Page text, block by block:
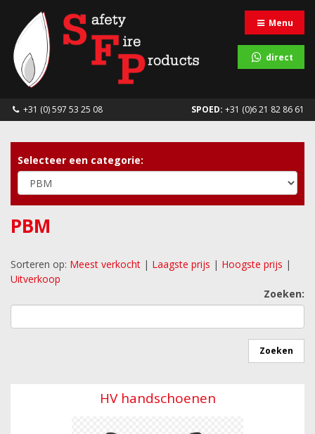
Menu
direct
+31 (0) 597 53 25 08 SPOED: +31 (0)6 21 82 86 61
Selecteer een categorie:
PBM
Sorteren op: Meest verkocht | Laagste prijs | Hoogste prijs |
Uitverkoop
Zoeken:
HV handschoenen